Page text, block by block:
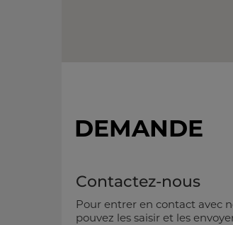
DEMANDE
Contactez-nous
Pour entrer en contact avec
pouvez les saisir et les